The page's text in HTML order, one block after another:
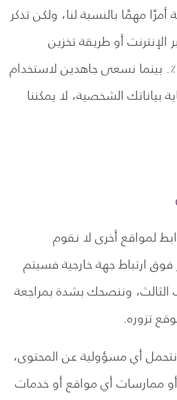
مهمًا بالنسبة لنا، ولكن تذكر
الإنترنت أو طريقة تخزين
إلكتروني آمنة بنسبة 100٪. بينما نسعى جاهدين لاستخدام
بياناتك الشخصية، لا يمكننا
لمواقع أخرى لا نقوم
فوق ارتباط جهة خارجية فسيتم
وننصحك بشدة بمراجعة
تزوره.
أي مسؤولية عن المحتوى،
ممارسات أي مواقع أو خدمات